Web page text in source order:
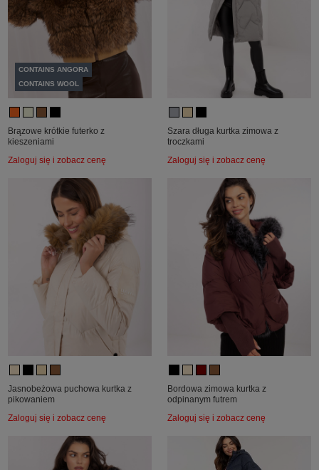
CONTAINS ANGORA
CONTAINS WOOL
Brązowe krótkie futerko z
kieszeniami
Zaloguj się i zobacz cenę
Szara długa kurtka zimowa z
troczkami
Zaloguj się i zobacz cenę
Jasnobeżowa puchowa kurtka z
pikowaniem
Zaloguj się i zobacz cenę
Bordowa zimowa kurtka z
odpinanym futrem
Zaloguj się i zobacz cenę